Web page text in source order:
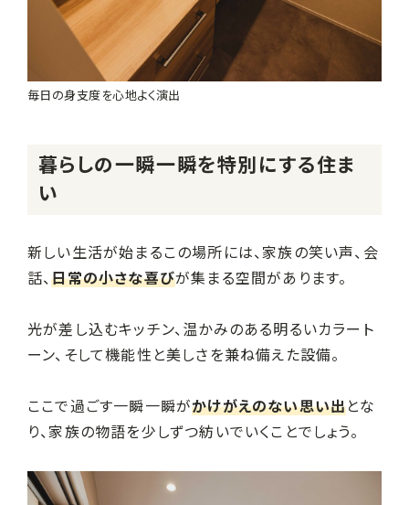
毎日の身支度を心地よく演出
暮らしの一瞬一瞬を特別にする住ま
い
新しい生活が始まるこの場所には、家族の笑い声、会
話、日常の小さな喜びが集まる空間があります。
光が差し込むキッチン、温かみのある明るいカラート
ーン、そして機能性と美しさを兼ね備えた設備。
ここで過ごす一瞬一瞬がかけがえのない思い出とな
り、家族の物語を少しずつ紡いでいくことでしょう。